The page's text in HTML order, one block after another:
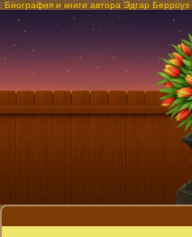
Биография и книги автора Эдгар Берроуз